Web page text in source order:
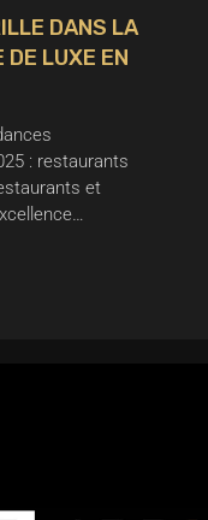
DANS LA
DE LUXE EN
: restaurants
et